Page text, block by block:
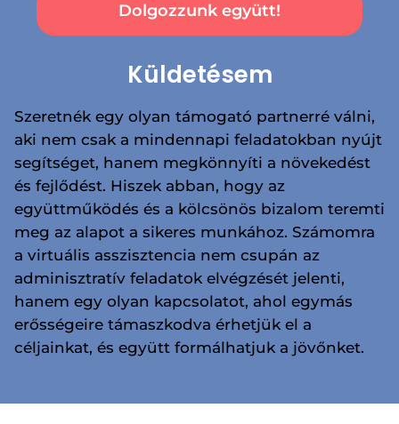
Dolgozzunk együtt!
Küldetésem
Szeretnék egy olyan támogató partnerré válni,
aki nem csak a mindennapi feladatokban nyújt
segítséget, hanem megkönnyíti a növekedést
és fejlődést. Hiszek abban, hogy az
együttműködés és a kölcsönös bizalom teremti
meg az alapot a sikeres munkához. Számomra
a virtuális asszisztencia nem csupán az
adminisztratív feladatok elvégzését jelenti,
hanem egy olyan kapcsolatot, ahol egymás
erősségeire támaszkodva érhetjük el a
céljainkat, és együtt formálhatjuk a jövőnket.